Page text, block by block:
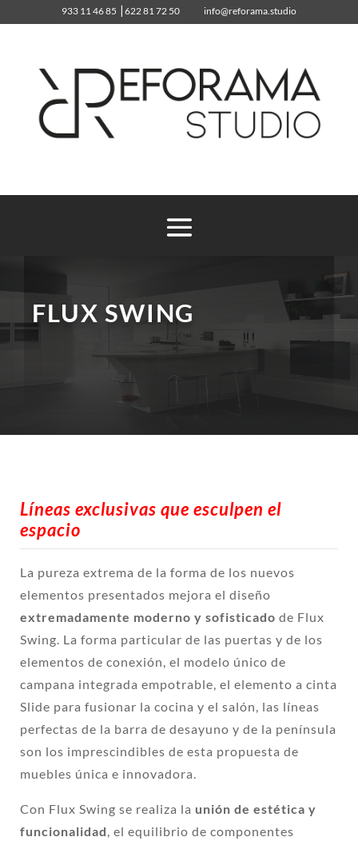
933 11 46 85 622 81 72 50 info@reforama.studio
FLUX SWING
Líneas exclusivas que esculpen el
espacio
La pureza extrema de la forma de los nuevos
elementos presentados mejora el diseño
extremadamente moderno y sofisticado de Flux
Swing. La forma particular de las puertas y de los
elementos de conexión, el modelo único de
campana integrada empotrable, el elemento a cinta
Slide para fusionar la cocina y el salón, las líneas
perfectas de la barra de desayuno y de la península
son los imprescindibles de esta propuesta de
muebles única e innovadora.
Con Flux Swing se realiza la unión de estética y
funcionalidad, el equilibrio de componentes